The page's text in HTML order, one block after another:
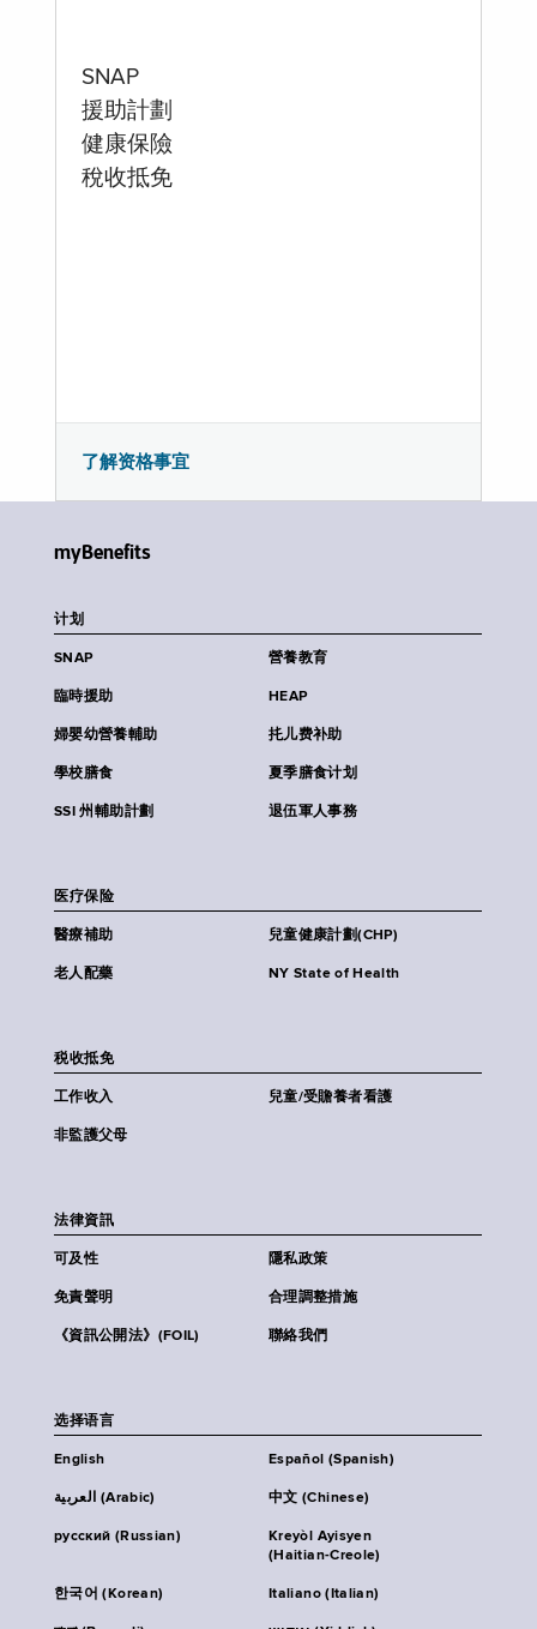
SNAP
援助計劃
健康保險
稅收抵免
了解资格事宜
myBenefits
计划
SNAP 營養教育
臨時援助 HEAP
婦嬰幼營養輔助 扥儿费补助
學校膳食 夏季膳食计划
SSI 州輔助計劃 退伍軍人事務
医疗保险
醫療補助 兒童健康計劃(CHP)
老人配藥 NY State of Health
税收抵免
工作收入 兒童/受贍養者看護
非監護父母
法律資訊
可及性 隱私政策
免責聲明 合理調整措施
《資訊公開法》(FOIL) 聯絡我們
选择语言
English Español (Spanish)
العربية (Arabic) 中文 (Chinese)
русский (Russian)
Kreyòl Ayisyen
(Haitian-Creole)
한국어 (Korean) Italiano (Italian)